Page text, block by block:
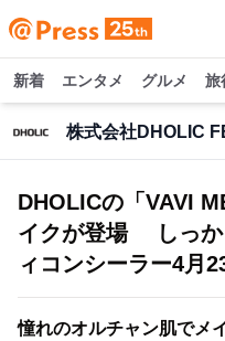
新着 エンタメ グルメ 旅
株式会社DHOLIC
DHOLICの「VAVI
イクが登場 しっか
ィコンシーラー4月
憧れのオルチャン肌でメ